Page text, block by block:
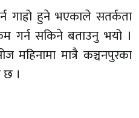
गाह्रो हुने भएकाले सतर्कता
गर्न सकिने बताउनु भयो ।
महिनामा मात्रै कञ्चनपुरका
।